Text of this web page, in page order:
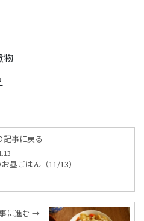
物
事に戻る
昼ごはん（11/13）
に進む →